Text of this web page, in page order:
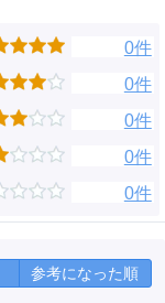
0件
0件
0件
0件
0件
参考になった順